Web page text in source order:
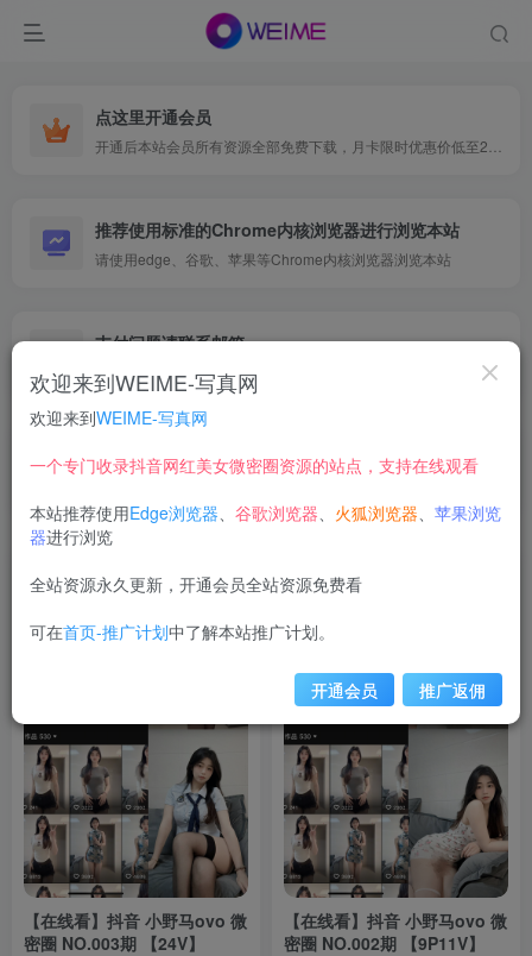
点这里开通会员
推荐使用标准的Chrome内核浏览器进行浏览本站
请使用edge、谷歌、苹果等Chrome内核浏览器浏览本站
支付问题请联系邮箱
遇到支付问题请联系网页底部邮箱或者微信支付留言
小野马ovo
【在线看】抖音 小野马ovo 微
密圈 NO.003期 【24V】
【在线看】抖音 小野马ovo 微
密圈 NO.002期 【9P11V】
欢迎来到WEIME-写真网
欢迎来到WEIME-写真网
一个专门收录抖音网红美女微密圈资源的站点，支持在线观看
本站推荐使用Edge浏览器、 谷歌浏览器、 火狐浏览器、 苹果浏览
器进行浏览
全站资源永久更新，开通会员全站资源免费看
可在首页-推广计划中了解本站推广计划。
开通会员 推广返佣